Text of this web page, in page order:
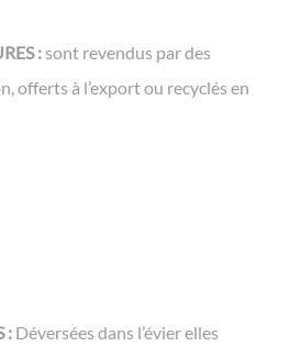
: sont revendus par des
offerts à l’export ou recyclés en
: Déversées dans l’évier elles